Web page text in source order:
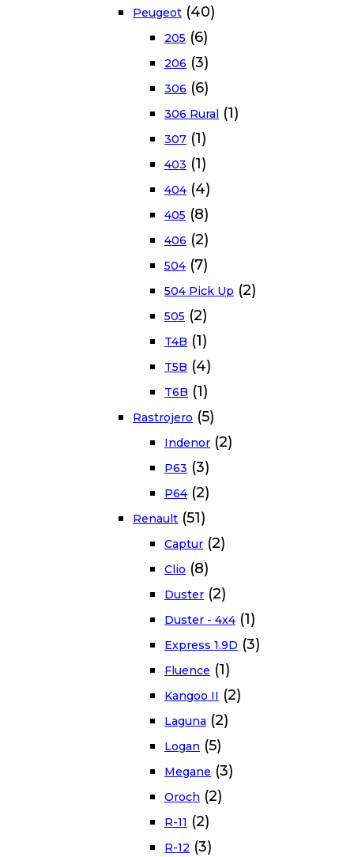
Peugeot (40)
205 (6)
206 (3)
306 (6)
306 Rural (1)
307 (1)
403 (1)
404 (4)
405 (8)
406 (2)
504 (7)
504 Pick Up (2)
505 (2)
T4B (1)
T5B (4)
T6B (1)
Rastrojero (5)
Indenor (2)
P63 (3)
P64 (2)
Renault (51)
Captur (2)
Clio (8)
Duster (2)
Duster - 4x4 (1)
Express 1.9D (3)
Fluence (1)
Kangoo II (2)
Laguna (2)
Logan (5)
Megane (3)
Oroch (2)
R-11 (2)
R-12 (3)